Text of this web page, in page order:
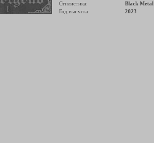
Стилистика:
Black Metal
Год выпуска:
2023